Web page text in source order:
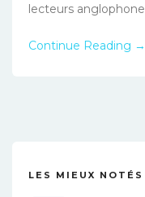
lecteurs
Continue Reading →
LES MIEUX NOTÉS